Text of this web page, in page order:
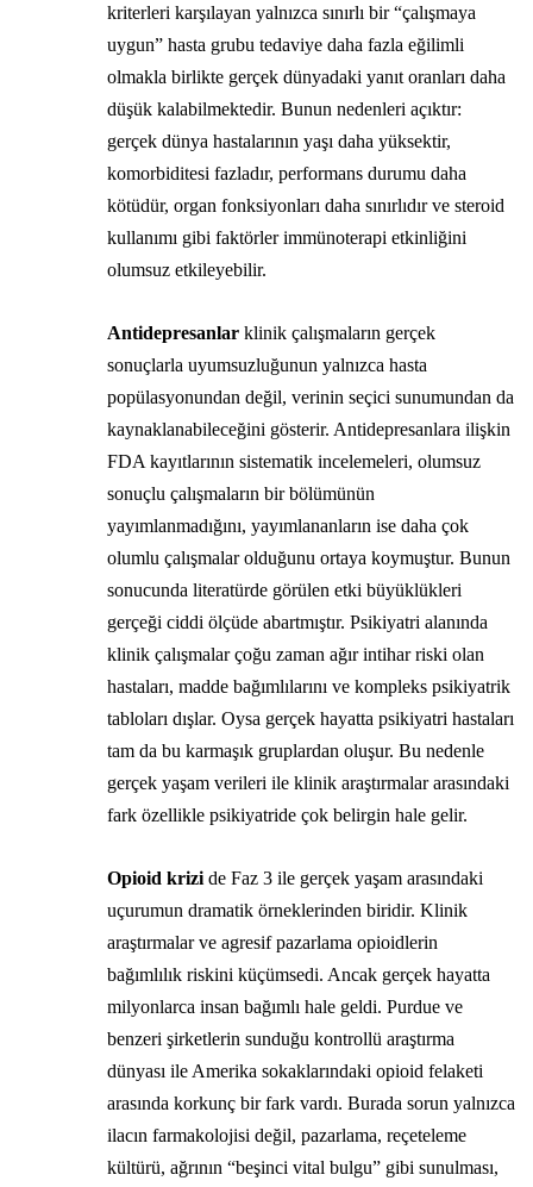
kriterleri karşılayan yalnızca sınırlı bir “çalışmaya
uygun” hasta grubu tedaviye daha fazla eğilimli
olmakla birlikte gerçek dünyadaki yanıt oranları daha
düşük kalabilmektedir. Bunun nedenleri açıktır:
gerçek dünya hastalarının yaşı daha yüksektir,
komorbiditesi fazladır, performans durumu daha
kötüdür, organ fonksiyonları daha sınırlıdır ve steroid
kullanımı gibi faktörler immünoterapi etkinliğini
olumsuz etkileyebilir.
Antidepresanlar klinik çalışmaların gerçek
sonuçlarla uyumsuzluğunun yalnızca hasta
popülasyonundan değil, verinin seçici sunumundan da
kaynaklanabileceğini gösterir. Antidepresanlara ilişkin
FDA kayıtlarının sistematik incelemeleri, olumsuz
sonuçlu çalışmaların bir bölümünün
yayımlanmadığını, yayımlananların ise daha çok
olumlu çalışmalar olduğunu ortaya koymuştur. Bunun
sonucunda literatürde görülen etki büyüklükleri
gerçeği ciddi ölçüde abartmıştır. Psikiyatri alanında
klinik çalışmalar çoğu zaman ağır intihar riski olan
hastaları, madde bağımlılarını ve kompleks psikiyatrik
tabloları dışlar. Oysa gerçek hayatta psikiyatri hastaları
tam da bu karmaşık gruplardan oluşur. Bu nedenle
gerçek yaşam verileri ile klinik araştırmalar arasındaki
fark özellikle psikiyatride çok belirgin hale gelir.
Opioid krizi de Faz 3 ile gerçek yaşam arasındaki
uçurumun dramatik örneklerinden biridir. Klinik
araştırmalar ve agresif pazarlama opioidlerin
bağımlılık riskini küçümsedi. Ancak gerçek hayatta
milyonlarca insan bağımlı hale geldi. Purdue ve
benzeri şirketlerin sunduğu kontrollü araştırma
dünyası ile Amerika sokaklarındaki opioid felaketi
arasında korkunç bir fark vardı. Burada sorun yalnızca
ilacın farmakolojisi değil, pazarlama, reçeteleme
kültürü, ağrının “beşinci vital bulgu” gibi sunulması,